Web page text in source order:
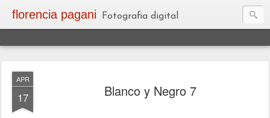
florencia pagani Fotografia digital
APR
17 Blanco y Negro 7